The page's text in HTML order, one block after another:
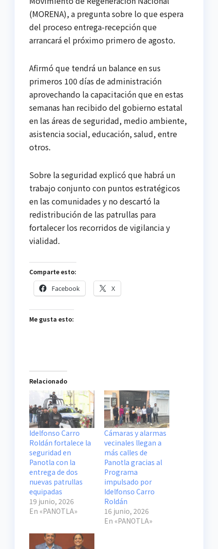
(MORENA), a pregunta sobre lo que espera
del proceso entrega-recepción que
arrancará el próximo primero de agosto.
Afirmó que tendrá un balance en sus
primeros 100 días de administración
aprovechando la capacitación que en estas
semanas han recibido del gobierno estatal
en las áreas de seguridad, medio ambiente,
asistencia social, educación, salud, entre
otros.
Sobre la seguridad explicó que habrá un
trabajo conjunto con puntos estratégicos
en las comunidades y no descartó la
redistribución de las patrullas para
fortalecer los recorridos de vigilancia y
vialidad.
Comparte esto:
Facebook X
Me gusta esto:
Relacionado
Idelfonso Carro
Roldán fortalece la
seguridad en
Panotla con la
entrega de dos
nuevas patrullas
equipadas
19 junio, 2026
En «PANOTLA»
Cámaras y alarmas
vecinales llegan a
más calles de
Panotla gracias al
Programa
impulsado por
Idelfonso Carro
Roldán
16 junio, 2026
En «PANOTLA»